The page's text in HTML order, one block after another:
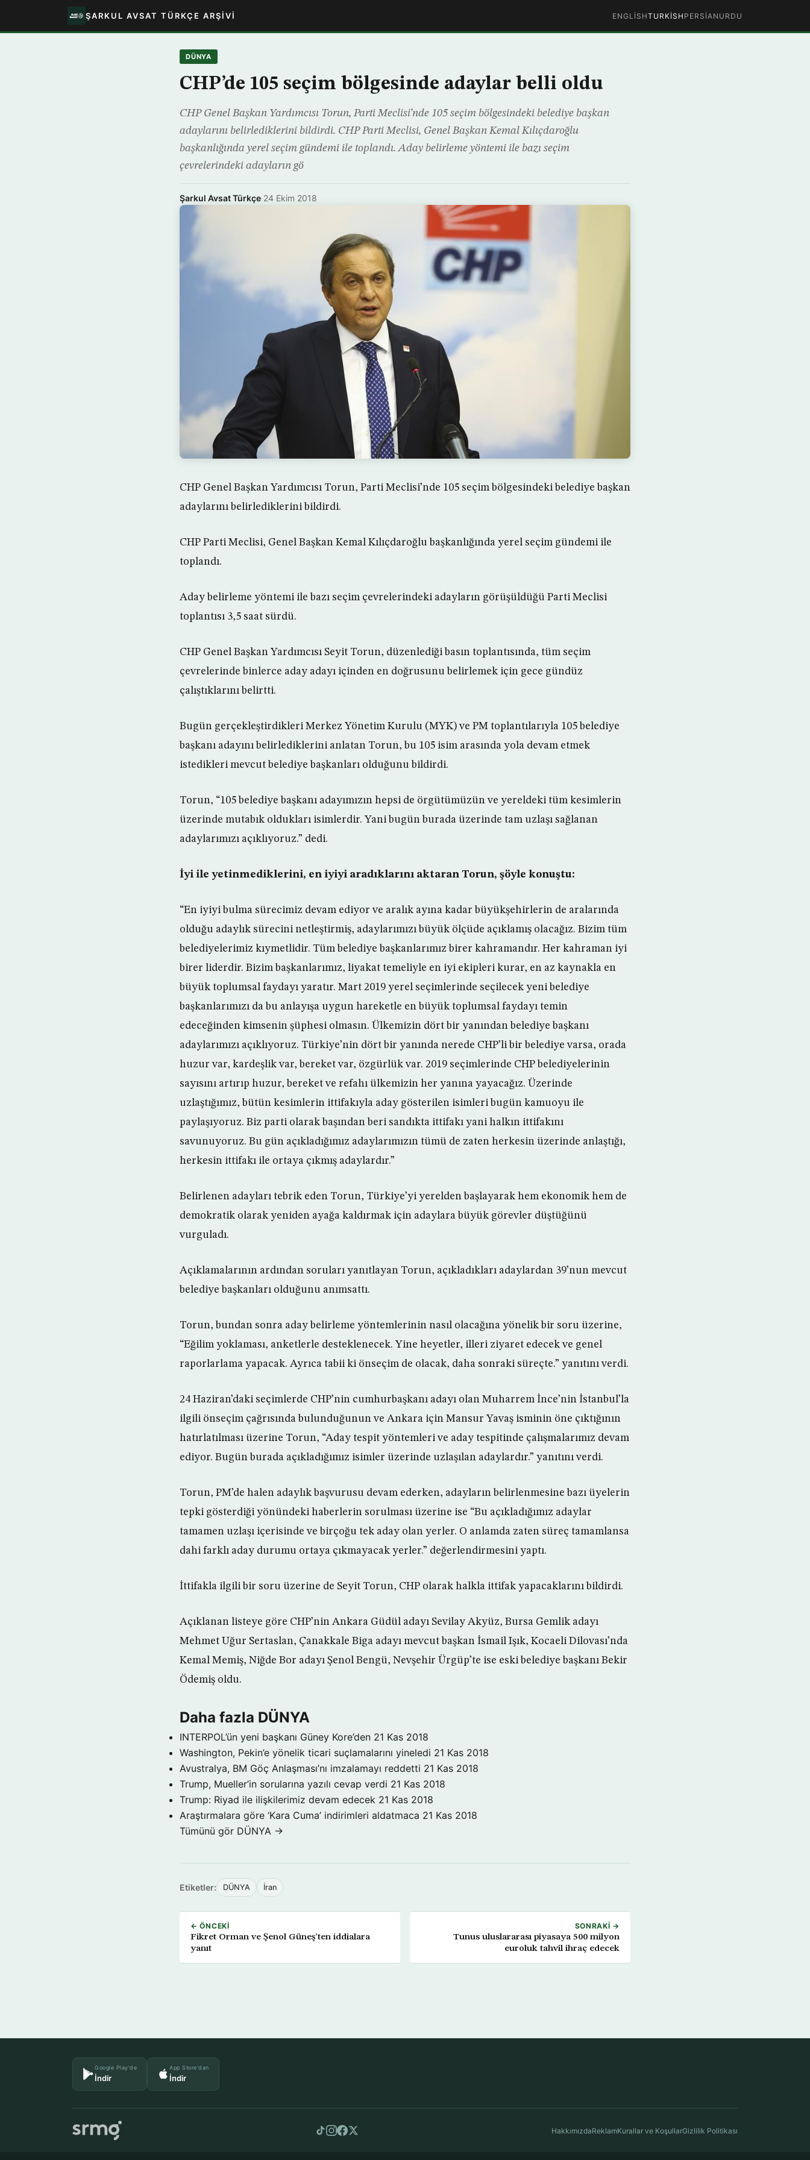
ŞARKUL AVSAT TÜRKÇE ARŞIVI ENGLISHTURKISH PERSIAN URDU
DÜNYA
CHP’de 105 seçim bölgesinde adaylar belli oldu
CHP Genel Başkan Yardımcısı Torun, Parti Meclisi’nde 105 seçim bölgesindeki belediye başkan
adaylarını belirlediklerini bildirdi. CHP Parti Meclisi, Genel Başkan Kemal Kılıçdaroğlu
başkanlığında yerel seçim gündemi ile toplandı. Aday belirleme yöntemi ile bazı seçim
çevrelerindeki adayların gö
Şarkul Avsat Türkçe·24 Ekim 2018
CHP Genel Başkan Yardımcısı Torun, Parti Meclisi’nde 105 seçim bölgesindeki belediye başkan
adaylarını belirlediklerini bildirdi.
CHP Parti Meclisi, Genel Başkan Kemal Kılıçdaroğlu başkanlığında yerel seçim gündemi ile
toplandı.
Aday belirleme yöntemi ile bazı seçim çevrelerindeki adayların görüşüldüğü Parti Meclisi
toplantısı 3,5 saat sürdü.
CHP Genel Başkan Yardımcısı Seyit Torun, düzenlediği basın toplantısında, tüm seçim
çevrelerinde binlerce aday adayı içinden en doğrusunu belirlemek için gece gündüz
çalıştıklarını belirtti.
Bugün gerçekleştirdikleri Merkez Yönetim Kurulu (MYK) ve PM toplantılarıyla 105 belediye
başkanı adayını belirlediklerini anlatan Torun, bu 105 isim arasında yola devam etmek
istedikleri mevcut belediye başkanları olduğunu bildirdi.
Torun, “105 belediye başkanı adayımızın hepsi de örgütümüzün ve yereldeki tüm kesimlerin
üzerinde mutabık oldukları isimlerdir. Yani bugün burada üzerinde tam uzlaşı sağlanan
adaylarımızı açıklıyoruz.” dedi.
İyi ile yetinmediklerini, en iyiyi aradıklarını aktaran Torun, şöyle konuştu:
“En iyiyi bulma sürecimiz devam ediyor ve aralık ayına kadar büyükşehirlerin de aralarında
olduğu adaylık sürecini netleştirmiş, adaylarımızı büyük ölçüde açıklamış olacağız. Bizim tüm
belediyelerimiz kıymetlidir. Tüm belediye başkanlarımız birer kahramandır. Her kahraman iyi
birer liderdir. Bizim başkanlarımız, liyakat temeliyle en iyi ekipleri kurar, en az kaynakla en
büyük toplumsal faydayı yaratır. Mart 2019 yerel seçimlerinde seçilecek yeni belediye
başkanlarımızı da bu anlayışa uygun hareketle en büyük toplumsal faydayı temin
edeceğinden kimsenin şüphesi olmasın. Ülkemizin dört bir yanından belediye başkanı
adaylarımızı açıklıyoruz. Türkiye’nin dört bir yanında nerede CHP’li bir belediye varsa, orada
huzur var, kardeşlik var, bereket var, özgürlük var. 2019 seçimlerinde CHP belediyelerinin
sayısını artırıp huzur, bereket ve refahı ülkemizin her yanına yayacağız. Üzerinde
uzlaştığımız, bütün kesimlerin ittifakıyla aday gösterilen isimleri bugün kamuoyu ile
paylaşıyoruz. Biz parti olarak başından beri sandıkta ittifakı yani halkın ittifakını
savunuyoruz. Bu gün açıkladığımız adaylarımızın tümü de zaten herkesin üzerinde anlaştığı,
herkesin ittifakı ile ortaya çıkmış adaylardır.”
Belirlenen adayları tebrik eden Torun, Türkiye’yi yerelden başlayarak hem ekonomik hem de
demokratik olarak yeniden ayağa kaldırmak için adaylara büyük görevler düştüğünü
vurguladı.
Açıklamalarının ardından soruları yanıtlayan Torun, açıkladıkları adaylardan 39’nun mevcut
belediye başkanları olduğunu anımsattı.
Torun, bundan sonra aday belirleme yöntemlerinin nasıl olacağına yönelik bir soru üzerine,
“Eğilim yoklaması, anketlerle desteklenecek. Yine heyetler, illeri ziyaret edecek ve genel
raporlarlama yapacak. Ayrıca tabii ki önseçim de olacak, daha sonraki süreçte.” yanıtını verdi.
24 Haziran’daki seçimlerde CHP’nin cumhurbaşkanı adayı olan Muharrem İnce’nin İstanbul’la
ilgili önseçim çağrısında bulunduğunun ve Ankara için Mansur Yavaş isminin öne çıktığının
hatırlatılması üzerine Torun, “Aday tespit yöntemleri ve aday tespitinde çalışmalarımız devam
ediyor. Bugün burada açıkladığımız isimler üzerinde uzlaşılan adaylardır.” yanıtını verdi.
Torun, PM’de halen adaylık başvurusu devam ederken, adayların belirlenmesine bazı üyelerin
tepki gösterdiği yönündeki haberlerin sorulması üzerine ise “Bu açıkladığımız adaylar
tamamen uzlaşı içerisinde ve birçoğu tek aday olan yerler. O anlamda zaten süreç tamamlansa
dahi farklı aday durumu ortaya çıkmayacak yerler.” değerlendirmesini yaptı.
İttifakla ilgili bir soru üzerine de Seyit Torun, CHP olarak halkla ittifak yapacaklarını bildirdi.
Açıklanan listeye göre CHP’nin Ankara Güdül adayı Sevilay Akyüz, Bursa Gemlik adayı
Mehmet Uğur Sertaslan, Çanakkale Biga adayı mevcut başkan İsmail Işık, Kocaeli Dilovası’nda
Kemal Memiş, Niğde Bor adayı Şenol Bengü, Nevşehir Ürgüp’te ise eski belediye başkanı Bekir
Ödemiş oldu.
Daha fazla DÜNYA
INTERPOL’ün yeni başkanı Güney Kore’den 21 Kas 2018
Washington, Pekin’e yönelik ticari suçlamalarını yineledi 21 Kas 2018
Avustralya, BM Göç Anlaşması’nı imzalamayı reddetti 21 Kas 2018
Trump, Mueller’in sorularına yazılı cevap verdi 21 Kas 2018
Trump: Riyad ile ilişkilerimiz devam edecek 21 Kas 2018
Araştırmalara göre ‘Kara Cuma’ indirimleri aldatmaca 21 Kas 2018
Tümünü gör DÜNYA →
Etiketler: DÜNYA İran
← ÖNCEKI
Fikret Orman ve Şenol Güneş’ten iddialara
yanıt
SONRAKI →
Tunus uluslararası piyasaya 500 milyon
euroluk tahvil ihraç edecek
Google Play'de
İndir
App Store'dan
İndir
HakkımızdaReklamKurallar ve KoşullarGizlilik Politikası